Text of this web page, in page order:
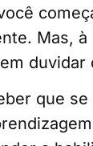
Mas,
que